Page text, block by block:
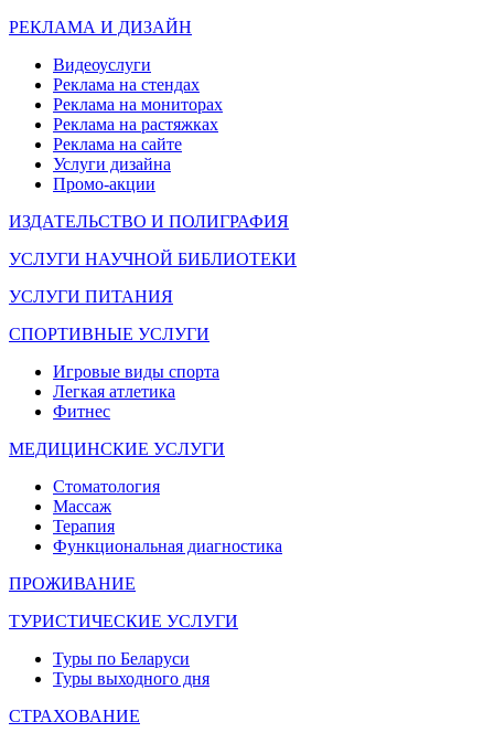
РЕКЛАМА И ДИЗАЙН
Видеоуслуги
Реклама на стендах
Реклама на мониторах
Реклама на растяжках
Реклама на сайте
Услуги дизайна
Промо-акции
ИЗДАТЕЛЬСТВО И ПОЛИГРАФИЯ
УСЛУГИ НАУЧНОЙ БИБЛИОТЕКИ
УСЛУГИ ПИТАНИЯ
СПОРТИВНЫЕ УСЛУГИ
Игровые виды спорта
Легкая атлетика
Фитнес
МЕДИЦИНСКИЕ УСЛУГИ
Стоматология
Массаж
Терапия
Функциональная диагностика
ПРОЖИВАНИЕ
ТУРИСТИЧЕСКИЕ УСЛУГИ
Туры по Беларуси
Туры выходного дня
СТРАХОВАНИЕ